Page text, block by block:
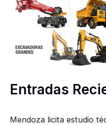
Entradas
Mendoza licita estudio